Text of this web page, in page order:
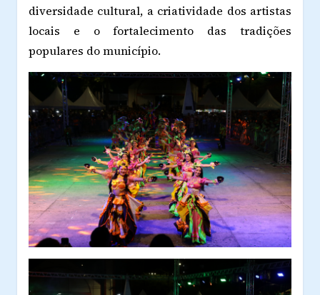
diversidade cultural, a criatividade dos artistas
locais e o fortalecimento das tradições
populares do município.